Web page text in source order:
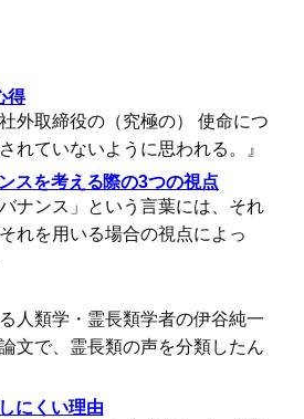
得
外取締役の（究極の） 使命につ
れていないように思われる。』
スを考える際の3つの視点
ナンス」という言葉には、それ
れを用いる場合の視点によっ
人類学・霊長類学者の伊谷純一
文で、霊長類の声を分類したん
にくい理由